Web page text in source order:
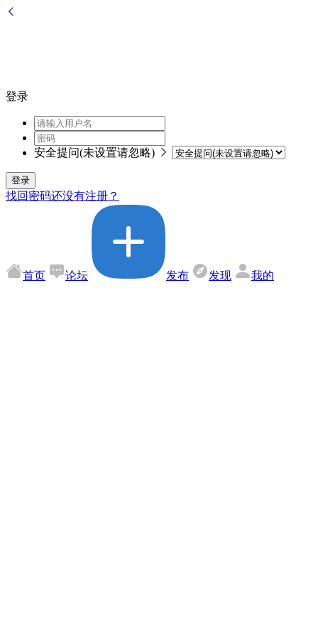
登录
安全提问(未设置请忽略)
登录
找回密码还没有注册？
首页 论坛 发布 发现 我的